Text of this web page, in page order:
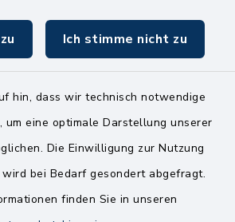
Ich stimme nicht zu
hin, dass wir technisch notwendige
um eine optimale Darstellung unserer
Die Einwilligung zur Nutzung
bei Bedarf gesondert abgefragt.
finden Sie in unseren
Kontakt
Barrierefreiheit